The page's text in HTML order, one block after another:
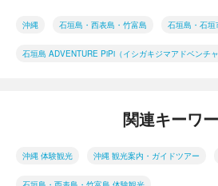
沖縄 石垣島・西表島・竹富島 石垣島・石垣
石垣島 ADVENTURE PiPi（イシガキジマアドベンチャ
関連キーワ
沖縄 体験観光 沖縄 観光案内・ガイドツアー